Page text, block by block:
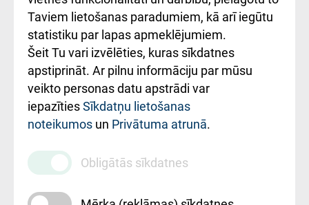
Rēķinu apmaksas
ceļvedis
Rekvizīti un
ārstniecības
iestādes kods
010000234
Maksas
pakalpojumu
cenrādis
Taviem lietošanas paradumiem, kā arī iegūtu
statistiku par lapas apmeklējumiem.
Šeit Tu vari izvēlēties, kuras sīkdatnes
apstiprināt. Ar pilnu informāciju par mūsu
veikto personas datu apstrādi var
iepazītiesSīkdatņu lietošanas
noteikumos un Privātuma atrunā.
Obligātās sīkdatnes